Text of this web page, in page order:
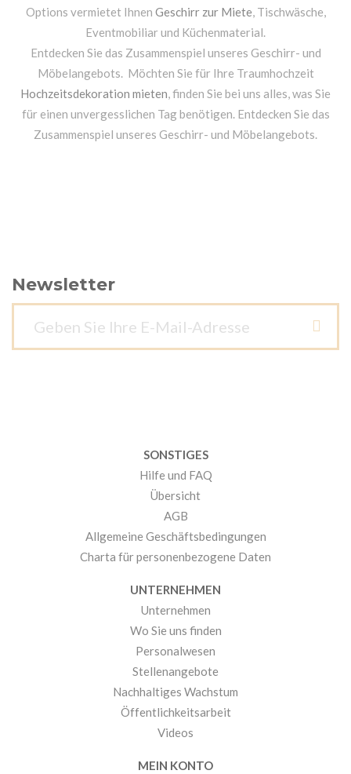
Options vermietet Ihnen Geschirr zur Miete, Tischwäsche,
Eventmobiliar und Küchenmaterial.
Entdecken Sie das Zusammenspiel unseres Geschirr- und
Möbelangebots. Möchten Sie für Ihre Traumhochzeit
Hochzeitsdekoration mieten, finden Sie bei uns alles, was Sie
für einen unvergesslichen Tag benötigen. Entdecken Sie das
Zusammenspiel unseres Geschirr- und Möbelangebots.
Newsletter
SONSTIGES
Hilfe und FAQ
Übersicht
AGB
Allgemeine Geschäftsbedingungen
Charta für personenbezogene Daten
UNTERNEHMEN
Unternehmen
Wo Sie uns finden
Personalwesen
Stellenangebote
Nachhaltiges Wachstum
Öffentlichkeitsarbeit
Videos
MEIN KONTO